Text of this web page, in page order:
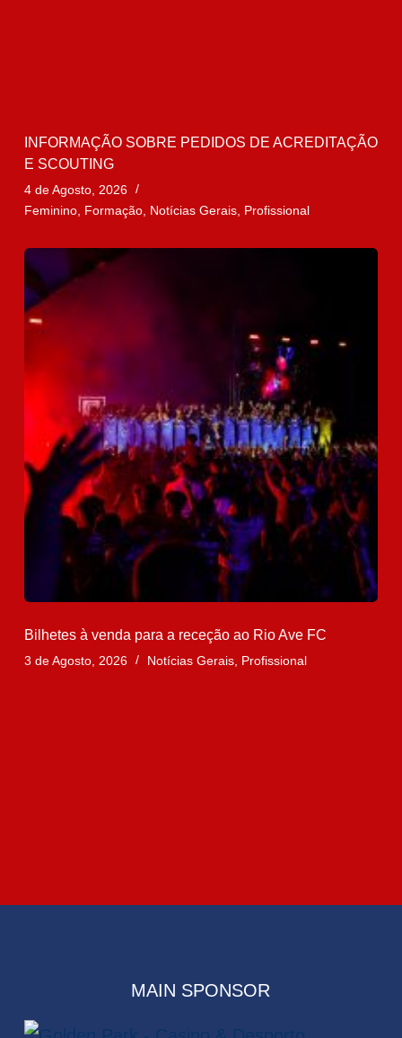
INFORMAÇÃO SOBRE PEDIDOS DE ACREDITAÇÃO
E SCOUTING
4 de Agosto, 2026
Feminino, Formação, Notícias Gerais, Profissional
Bilhetes à venda para a receção ao Rio Ave FC
3 de Agosto, 2026 Notícias Gerais, Profissional
MAIN SPONSOR